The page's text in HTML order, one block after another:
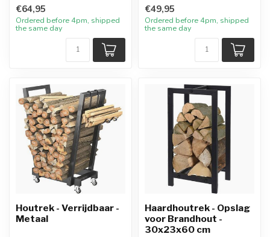
€64,95
Ordered before 4pm, shipped
the same day
€49,95
Ordered before 4pm, shipped
the same day
Houtrek - Verrijdbaar -
Metaal
Haardhoutrek - Opslag
voor Brandhout -
30x23x60 cm